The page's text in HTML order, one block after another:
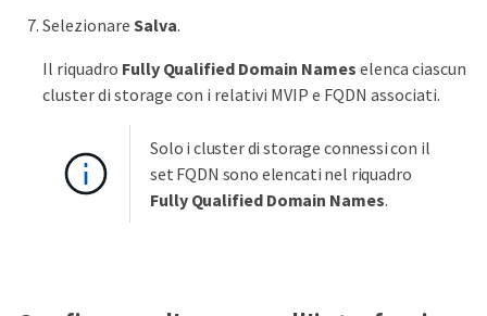
Selezionare Salva.
Il riquadro Fully Qualified Domain Names elenca ciascun
cluster di storage con i relativi MVIP e FQDN associati.
Solo i cluster di storage connessi con il
set FQDN sono elencati nel riquadro
Fully Qualified Domain Names.